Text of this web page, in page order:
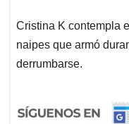
Cristina K contempla
naipes que armó
derrumbarse.